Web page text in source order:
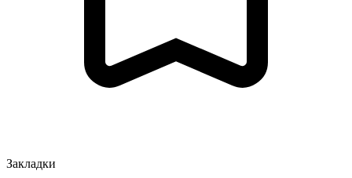
Закладки